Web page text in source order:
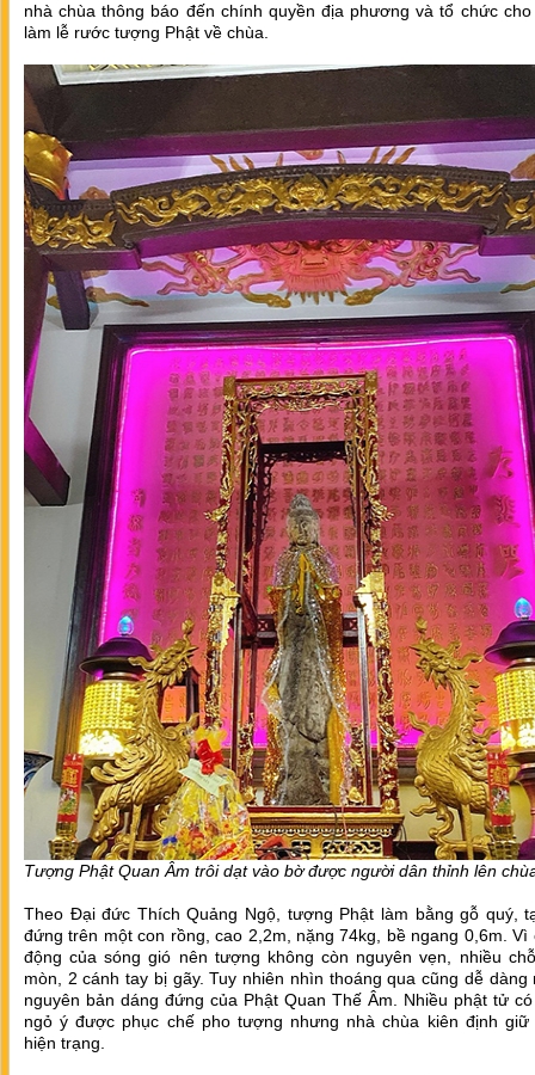
nhà chùa thông báo đến chính quyền địa phương và tổ chức
làm lễ rước tượng Phật về chùa.
Tượng Phật Quan Âm trôi dạt vào bờ được người dân thỉnh lên
Theo Đại đức Thích Quảng Ngộ, tượng Phật làm bằng gỗ quý,
đứng trên một con rồng, cao 2,2m, nặng 74kg, bề ngang 0,6m. Vì
động của sóng gió nên tượng không còn nguyên vẹn, nhiều
mòn, 2 cánh tay bị gãy. Tuy nhiên nhìn thoáng qua cũng dễ dàng
nguyên bản dáng đứng của Phật Quan Thế Âm. Nhiều phật tử
ngỏ ý được phục chế pho tượng nhưng nhà chùa kiên định giữ
hiện trạng.